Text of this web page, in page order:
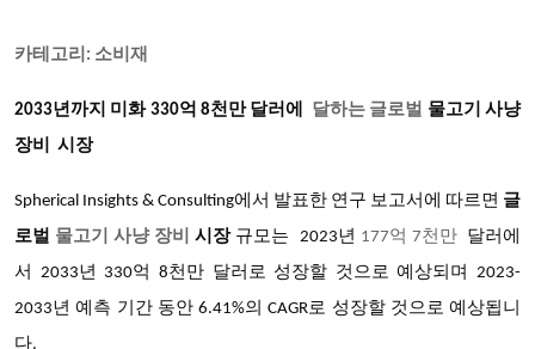
카테고리 : 소비재
2033년까지 미화 330억 8천만 달러에 달하는 글로벌 물고기 사냥
장비
시장
Spherical Insights & Consulting에서 발표한 연구 보고서에 따르면 글
로벌 물고기 사냥 장비시장규모는 2023년 177억 7천만 달러에
서
2033년 330억 8천만 달러로 성장할 것으로 예상되며 2023-
2033년 예측 기간 동안 6.41%의 CAGR로 성장할 것으로 예상됩니
다.